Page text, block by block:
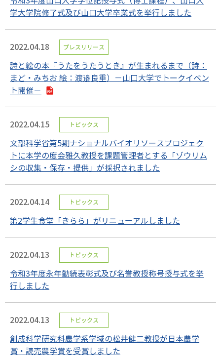
学大学院修了式及び山口大学卒業式を挙行しました
2022.04.18 プレスリリース
詩と絵の本『うたをうたうとき』が生まれるまで（詩：
まど・みちお 絵：渡邉良重）－山口大学でトークイベン
ト開催－
2022.04.15 トピックス
文部科学省第5期ナショナルバイオリソースプロジェク
トに本学の度会雅久教授を課題管理者とする「ゾウリム
シの収集・保存・提供」が採択されました
2022.04.14 トピックス
第2学生食堂「きらら」がリニューアルしました
2022.04.13 トピックス
令和3年度永年勤続表彰式及び名誉教授称号授与式を挙
行しました
2022.04.13 トピックス
創成科学研究科農学系学域の松井健二教授が日本農学
賞・読売農学賞を受賞しました